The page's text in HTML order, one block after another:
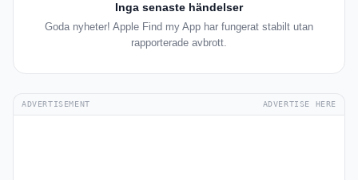
Inga senaste händelser
Goda nyheter! Apple Find my App har fungerat stabilt utan
rapporterade avbrott.
ADVERTISEMENT ADVERTISE HERE